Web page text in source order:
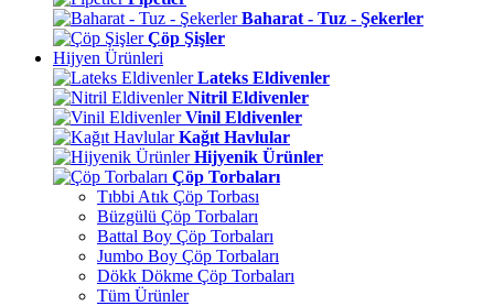
Baharat - Tuz - Şekerler
Çöp Şişler
Hijyen Ürünleri
Lateks Eldivenler
Nitril Eldivenler
Vinil Eldivenler
Kağıt Havlular
Hijyenik Ürünler
Çöp Torbaları
Tıbbi Atık Çöp Torbası
Büzgülü Çöp Torbaları
Battal Boy Çöp Torbaları
Jumbo Boy Çöp Torbaları
Dökk Dökme Çöp Torbaları
Tüm Ürünler